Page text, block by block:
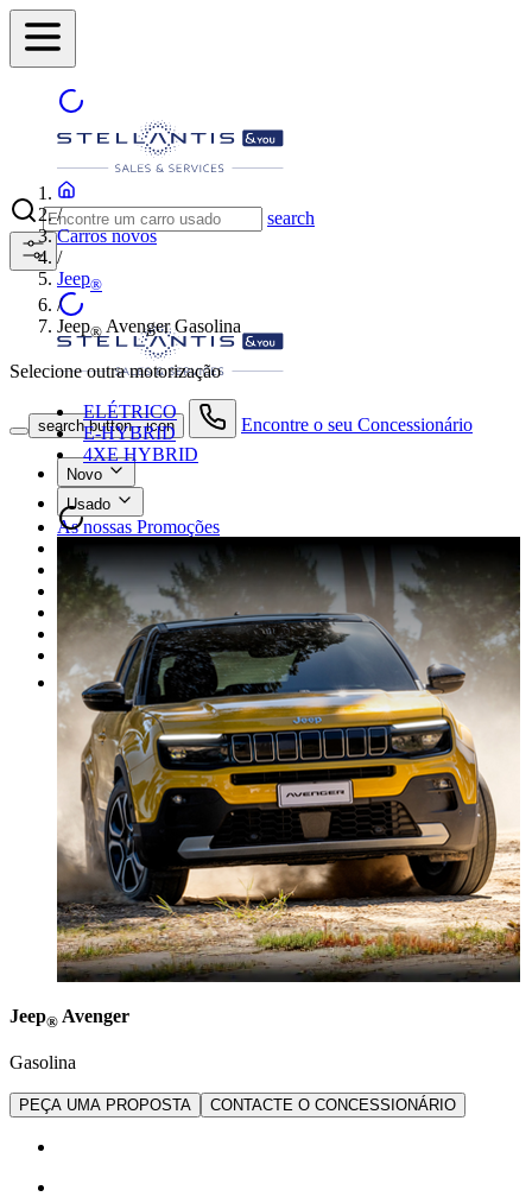
search
search button - icon Encontre o seu Concessionário
Novo
Usado
As nossas Promoções
As nossas marcas
Oficina
Peças
Alugue um carro
Venda o seu carro
Outros
/
Carros novos
/
Jeep®
/
Jeep® Avenger Gasolina
Selecione outra motorização
ELÉTRICO
E-HYBRID
4XE HYBRID
Jeep® Avenger
Gasolina
PEÇA UMA PROPOSTA CONTACTE O CONCESSIONÁRIO